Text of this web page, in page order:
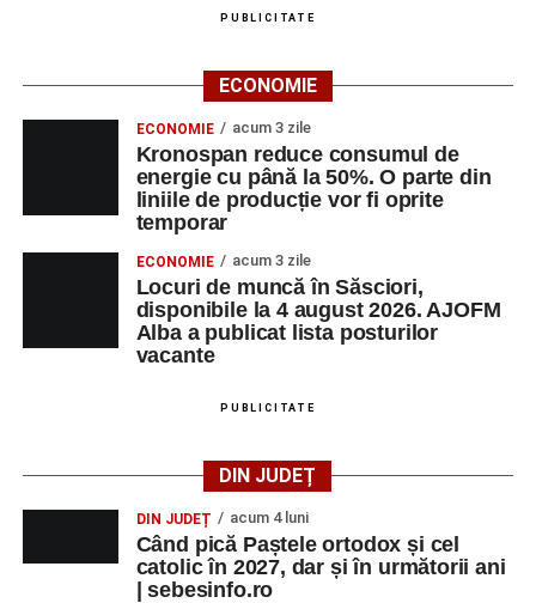
Adaugă-ne ca sursă preferată
Urmărește-ne pe Google News
Ultimele știri din Sebeș
Biciclist de 70 de ani, rănit într-un accident rutier
produs pe strada Dorobanți din Sebeș
Zilele Municipiului Sebeș 2026: zece zile de
spectacole, filme, sport și evenimente culturale, la
festivalul „Armonii în Sebeș”. Programul complet
Primăria Sebeș a decis să reducă intensitatea
PUBLICITATE
ECONOMIE
ECONOMIE acum 3 zile
Kronospan reduce consumul de
energie cu până la 50%. O parte din
liniile de producție vor fi oprite
temporar
ECONOMIE acum 3 zile
Locuri de muncă în Săsciori,
disponibile la 4 august 2026. AJOFM
Alba a publicat lista posturilor
vacante
PUBLICITATE
DIN JUDEȚ
DIN JUDEȚ acum 4 luni
Când pică Paștele ortodox și cel
catolic în 2027, dar și în următorii ani
| sebesinfo.ro